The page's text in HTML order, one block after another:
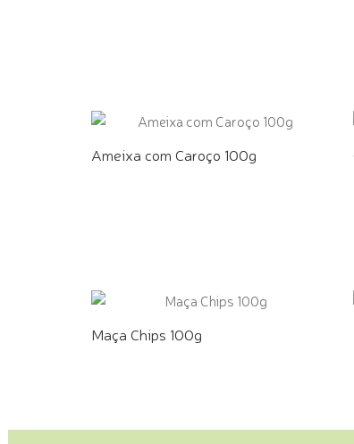
Ameixa com Caroço 100g
Maça Chips 100g